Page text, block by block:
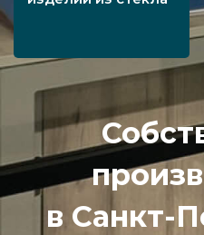
в Санкт-